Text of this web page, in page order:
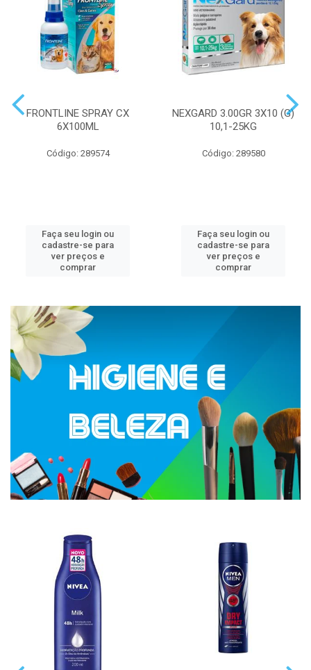
FRONTLINE SPRAY CX
6X100ML
Código: 289574
Faça seu login ou
cadastre-se para
ver preços e
comprar
NEXGARD 3.00GR 3X10 (G)
10,1-25KG
Código: 289580
Faça seu login ou
cadastre-se para
ver preços e
comprar